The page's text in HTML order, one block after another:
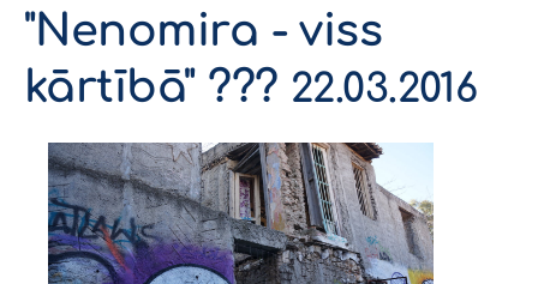
"Nenomira - viss
kārtībā" ??? 22.03.2016